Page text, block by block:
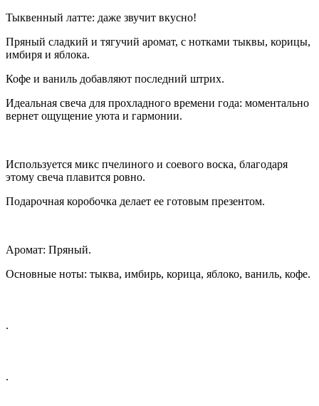
Тыквенный латте: даже звучит вкусно!
Пряный сладкий и тягучий аромат, с нотками тыквы, корицы,
имбиря и яблока.
Кофе и ваниль добавляют последний штрих.
Идеальная свеча для прохладного времени года: моментально
вернет ощущение уюта и гармонии.
Используется микс пчелиного и соевого воска, благодаря
этому свеча плавится ровно.
Подарочная коробочка делает ее готовым презентом.
Аромат: Пряный.
Основные ноты: тыква, имбирь, корица, яблоко, ваниль, кофе.
.
.